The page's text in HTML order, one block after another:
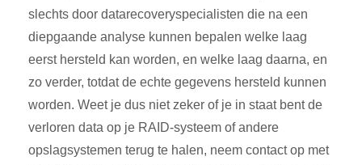
slechts door datarecoveryspecialisten die na een
diepgaande analyse kunnen bepalen welke laag
eerst hersteld kan worden, en welke laag daarna, en
zo verder, totdat de echte gegevens hersteld kunnen
worden. Weet je dus niet zeker of je in staat bent de
verloren data op je RAID-systeem of andere
opslagsystemen terug te halen, neem contact op met